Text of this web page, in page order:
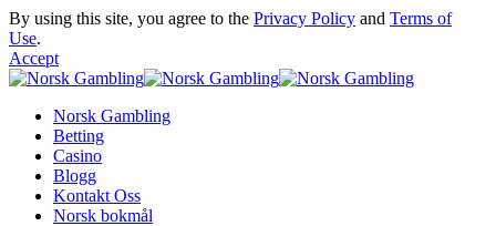
By using this site, you agree to the Privacy Policy and Terms of
Use.
Accept
Norsk Gambling
Betting
Casino
Blogg
Kontakt Oss
Norsk bokmål